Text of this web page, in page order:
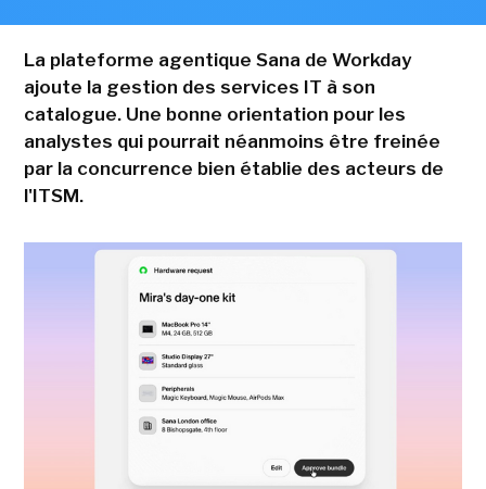
La plateforme agentique Sana de Workday
ajoute la gestion des services IT à son
catalogue. Une bonne orientation pour les
analystes qui pourrait néanmoins être freinée
par la concurrence bien établie des acteurs de
l'ITSM.